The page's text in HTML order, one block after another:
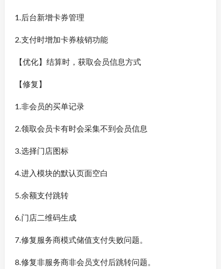
1.后台新增卡券管理
2.支付时增加卡券核销功能
【优化】结算时，获取会员信息方式
【修复】
1.非会员的买单记录
2.领取会员卡有时会采集不到会员信息
3.选择门店图标
4.进入模块的默认页面空白
5.余额支付跳转
6.门店二维码生成
7.修复服务商模式储值支付失败问题。
8.修复非服务商非会员支付后跳转问题。